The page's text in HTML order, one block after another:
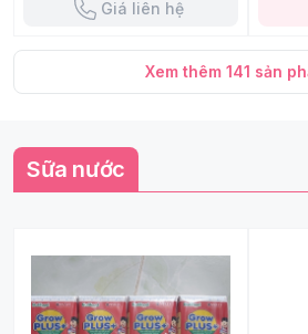
Giá liên hệ
Xem thêm 141 sản
Sữa nước